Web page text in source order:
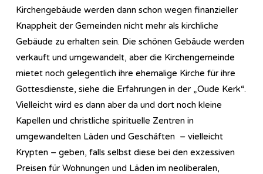
Kirchengebäude werden dann schon wegen finanzieller
Knappheit der Gemeinden nicht mehr als kirchliche
Gebäude zu erhalten sein. Die schönen Gebäude werden
verkauft und umgewandelt, aber die Kirchengemeinde
mietet noch gelegentlich ihre ehemalige Kirche für ihre
Gottesdienste, siehe die Erfahrungen in der „Oude Kerk“.
Vielleicht wird es dann aber da und dort noch kleine
Kapellen und christliche spirituelle Zentren in
umgewandelten Läden und Geschäften – vielleicht
Krypten – geben, falls selbst diese bei den exzessiven
Preisen für Wohnungen und Läden im neoliberalen,